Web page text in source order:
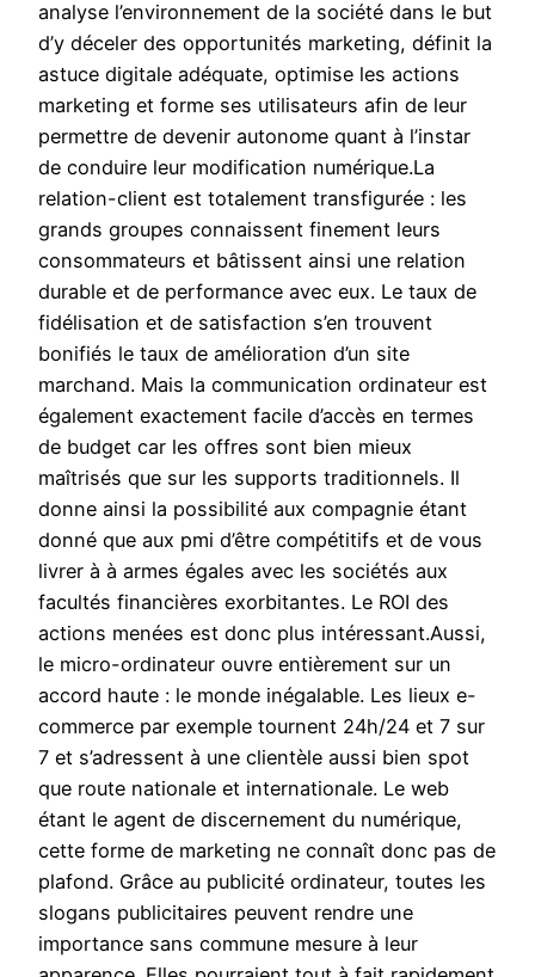
analyse l’environnement de la société dans le but
d’y déceler des opportunités marketing, définit la
astuce digitale adéquate, optimise les actions
marketing et forme ses utilisateurs afin de leur
permettre de devenir autonome quant à l’instar
de conduire leur modification numérique.La
relation-client est totalement transfigurée : les
grands groupes connaissent finement leurs
consommateurs et bâtissent ainsi une relation
durable et de performance avec eux. Le taux de
fidélisation et de satisfaction s’en trouvent
bonifiés le taux de amélioration d’un site
marchand. Mais la communication ordinateur est
également exactement facile d’accès en termes
de budget car les offres sont bien mieux
maîtrisés que sur les supports traditionnels. Il
donne ainsi la possibilité aux compagnie étant
donné que aux pmi d’être compétitifs et de vous
livrer à à armes égales avec les sociétés aux
facultés financières exorbitantes. Le ROI des
actions menées est donc plus intéressant.Aussi,
le micro-ordinateur ouvre entièrement sur un
accord haute : le monde inégalable. Les lieux e-
commerce par exemple tournent 24h/24 et 7 sur
7 et s’adressent à une clientèle aussi bien spot
que route nationale et internationale. Le web
étant le agent de discernement du numérique,
cette forme de marketing ne connaît donc pas de
plafond. Grâce au publicité ordinateur, toutes les
slogans publicitaires peuvent rendre une
importance sans commune mesure à leur